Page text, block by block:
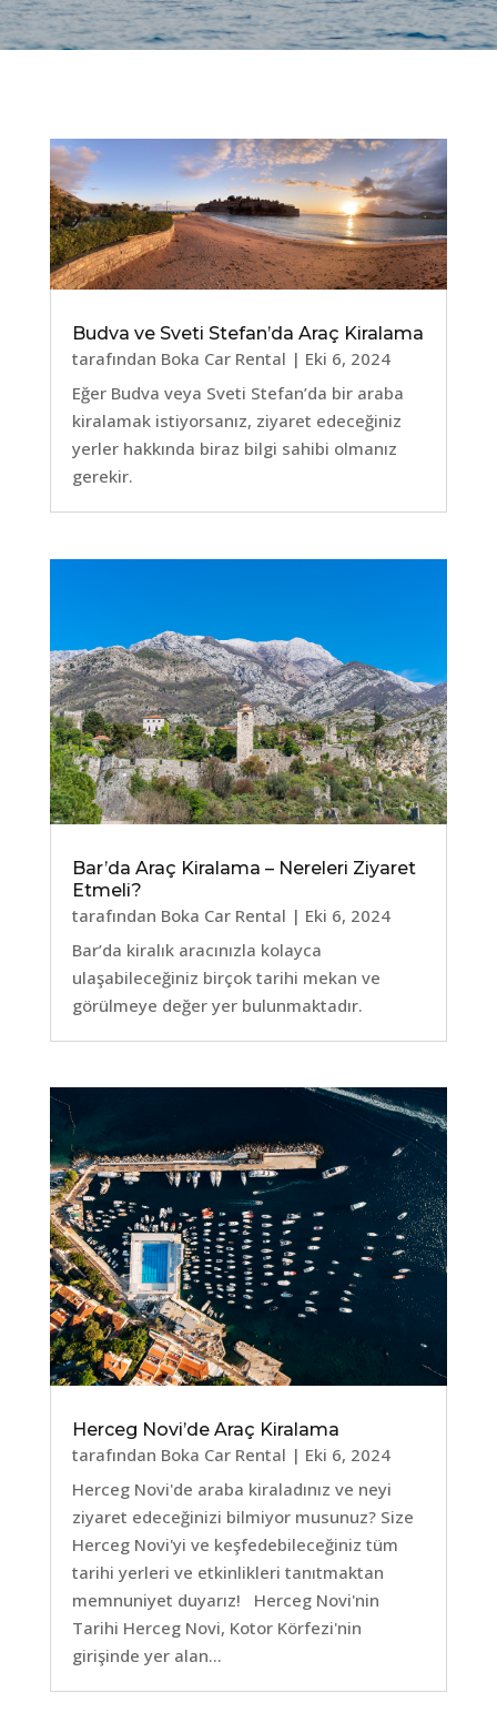
Budva ve Sveti Stefan’da Araç Kiralama
tarafından Boka Car Rental | Eki 6, 2024
Eğer Budva veya Sveti Stefan’da bir araba
kiralamak istiyorsanız, ziyaret edeceğiniz
yerler hakkında biraz bilgi sahibi olmanız
gerekir.
Bar’da Araç Kiralama – Nereleri Ziyaret
Etmeli?
tarafından Boka Car Rental | Eki 6, 2024
Bar’da kiralık aracınızla kolayca
ulaşabileceğiniz birçok tarihi mekan ve
görülmeye değer yer bulunmaktadır.
Herceg Novi’de Araç Kiralama
tarafından Boka Car Rental | Eki 6, 2024
Herceg Novi'de araba kiraladınız ve neyi
ziyaret edeceğinizi bilmiyor musunuz? Size
Herceg Novi'yi ve keşfedebileceğiniz tüm
tarihi yerleri ve etkinlikleri tanıtmaktan
memnuniyet duyarız! Herceg Novi'nin
Tarihi Herceg Novi, Kotor Körfezi'nin
girişinde yer alan...